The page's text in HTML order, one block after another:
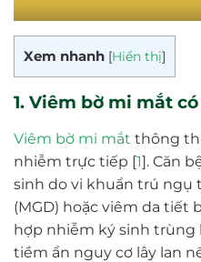
Xem nhanh [Hiển thị]
1. Viêm bờ mi mắt
Viêm bờ mi mắt thông
nhiễm trực tiếp [1]. Căn
sinh do vi khuẩn trú ngụ
(MGD) hoặc viêm da tiết
hợp nhiễm ký sinh trùng
tiềm ẩn nguy cơ lây lan